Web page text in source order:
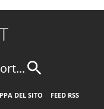
DEL SITO
FEED RSS